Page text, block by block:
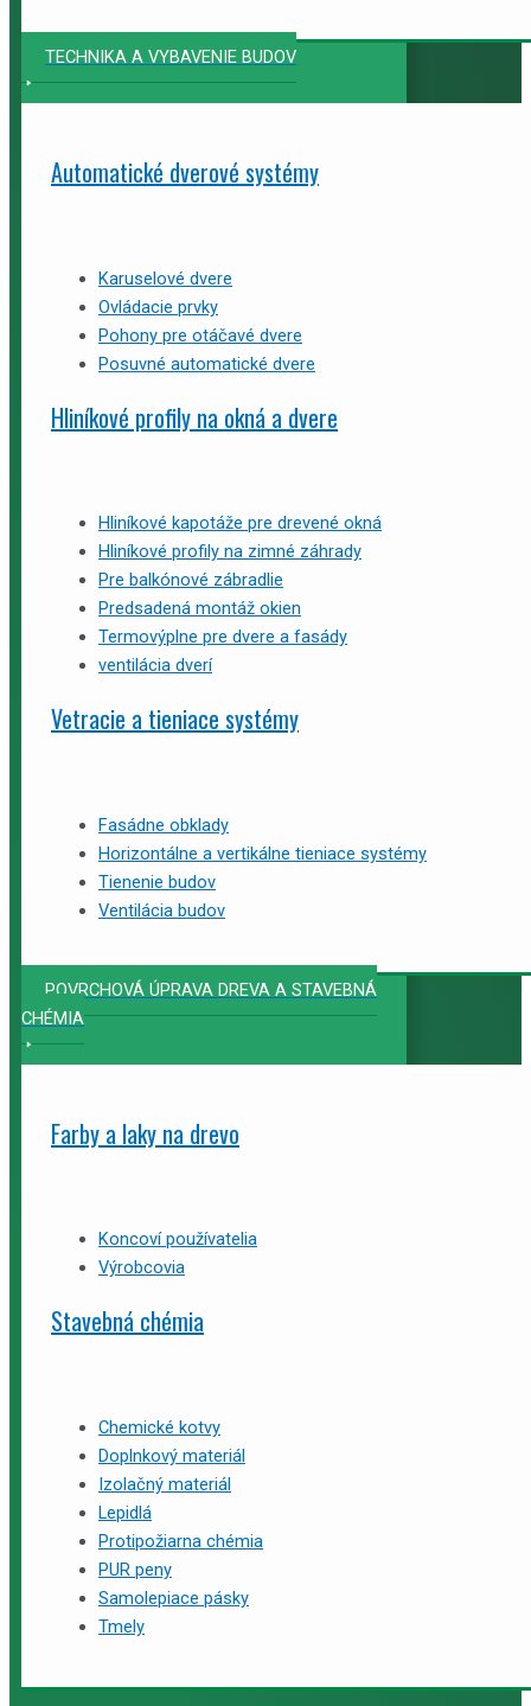
TECHNIKA A VYBAVENIE BUDOV
Automatické dverové systémy
Karuselové dvere
Ovládacie prvky
Pohony pre otáčavé dvere
Posuvné automatické dvere
Hliníkové profily na okná a dvere
Hliníkové kapotáže pre drevené okná
Hliníkové profily na zimné záhrady
Pre balkónové zábradlie
Predsadená montáž okien
Termovýplne pre dvere a fasády
ventilácia dverí
Vetracie a tieniace systémy
Fasádne obklady
Horizontálne a vertikálne tieniace systémy
Tienenie budov
Ventilácia budov
POVRCHOVÁ ÚPRAVA DREVA A STAVEBNÁ
CHÉMIA
Farby a laky na drevo
Koncoví používatelia
Výrobcovia
Stavebná chémia
Chemické kotvy
Doplnkový materiál
Izolačný materiál
Lepidlá
Protipožiarna chémia
PUR peny
Samolepiace pásky
Tmely